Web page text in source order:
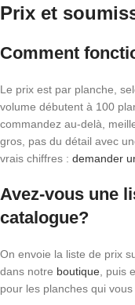
Prix et
Comment
Le prix est par planche,
volume débutent à 100
commandez au-delà,
gros, pas du détail avec
vrais chiffres : demander
Avez-vous une
catalogue?
On envoie la liste de prix
dans notre boutique , puis
pour les planches qui